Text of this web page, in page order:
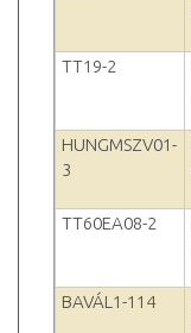
TT19-2
HUNGMSZV01-
3
TT60EA08-2
BAVÁL1-114